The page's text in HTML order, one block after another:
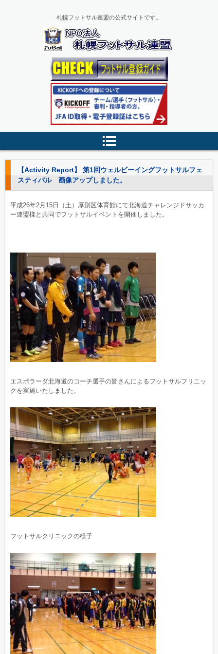
札幌フットサル連盟の公式サイトです。
【Activity Report】 第1回ウェルビーイングフットサルフェ
スティバル 画像アップしました。
平成26年2月15日（土）厚別区体育館にて北海道チャレンジドサッカ
ー連盟様と共同でフットサルイベントを開催しました。
エスポラーダ北海道のコーチ選手の皆さんによるフットサルフリニッ
クを実施いたしました。
フットサルクリニックの様子